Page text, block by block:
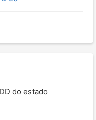
do estado